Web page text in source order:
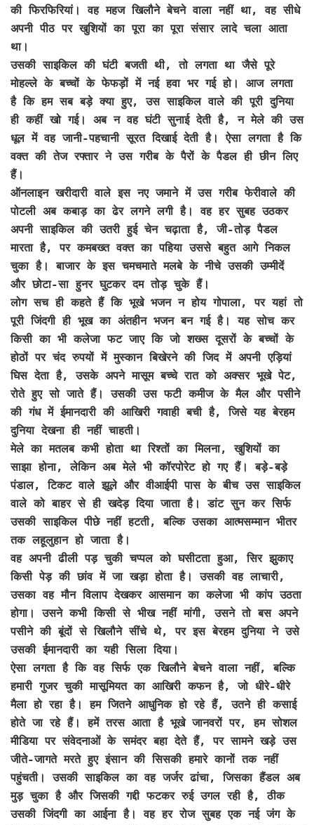
की फिरफिरियां। वह महज खिलौने बेचने वाला नहीं था, वह सीधे
अपनी पीठ पर खुशियों का पूरा का पूरा संसार लादे चला आता
था।
उसकी साइकिल की घंटी बजती थी, तो लगता था जैसे पूरे
मोहल्ले के बच्चों के फेफड़ों में नई हवा भर गई हो। आज लगता
है कि हम सब बड़े क्या हुए, उस साइकिल वाले की पूरी दुनिया
ही कहीं खो गई। अब न वह घंटी सुनाई देती है, न मेले की उस
धूल में वह जानी-पहचानी सूरत दिखाई देती है। ऐसा लगता है कि
वक्त की तेज रफ्तार ने उस गरीब के पैरों के पैडल ही छीन लिए
हैं।
ऑनलाइन खरीदारी वाले इस नए जमाने में उस गरीब फेरीवाले की
पोटली अब कबाड़ का ढेर लगने लगी है। वह हर सुबह उठकर
अपनी साइकिल की उतरी हुई चेन चढ़ाता है, जी-तोड़ पैडल
मारता है, पर कमबख्त वक्त का पहिया उससे बहुत आगे निकल
चुका है। बाजार के इस चमचमाते मलबे के नीचे उसकी उम्मीदें
और छोटा-सा हुनर घुटकर दम तोड़ चुके हैं।
लोग सच ही कहते हैं कि भूखे भजन न होय गोपाला, पर यहां तो
पूरी जिंदगी ही भूख का अंतहीन भजन बन गई है। यह सोच कर
किसी का भी कलेजा फट जाए कि जो शख्स दूसरों के बच्चों के
होठों पर चंद रुपयों में मुस्कान बिखेरने की जिद में अपनी एड़ियां
घिस देता है, उसके अपने मासूम बच्चे रात को अक्सर भूखे पेट,
रोते हुए सो जाते हैं। उसकी उस फटी कमीज के मैल और पसीने
की गंध में ईमानदारी की आखिरी गवाही बची है, जिसे यह बेरहम
दुनिया देखना ही नहीं चाहती।
मेले का मतलब कभी होता था रिश्तों का मिलना, खुशियों का
साझा होना, लेकिन अब मेले भी कॉरपोरेट हो गए हैं। बड़े-बड़े
पंडाल, टिकट वाले झूले और वीआईपी पास के बीच उस साइकिल
वाले को बाहर से ही खदेड़ दिया जाता है। डांट सुन कर सिर्फ
उसकी साइकिल पीछे नहीं हटती, बल्कि उसका आत्मसम्मान भीतर
तक लहूलुहान हो जाता है।
वह अपनी ढीली पड़ चुकी चप्पल को घसीटता हुआ, सिर झुकाए
किसी पेड़ की छांव में जा खड़ा होता है। उसकी वह लाचारी,
उसका वह मौन विलाप देखकर आसमान का कलेजा भी कांप उठता
होगा। उसने कभी किसी से भीख नहीं मांगी, उसने तो बस अपने
पसीने की बूंदों से खिलौने सींचे थे, पर इस बेरहम दुनिया ने उसे
उसकी ईमानदारी का यही सिला दिया।
ऐसा लगता है कि वह सिर्फ एक खिलौने बेचने वाला नहीं, बल्कि
हमारी गुजर चुकी मासूमियत का आखिरी कफन है, जो धीरे-धीरे
मैला हो रहा है। हम जितने आधुनिक हो रहे हैं, उतने ही कसाई
होते जा रहे हैं। हमें तरस आता है भूखे जानवरों पर, हम सोशल
मीडिया पर संवेदनाओं के समंदर बहा देते हैं, पर सामने खड़े उस
जीते-जागते मरते हुए इंसान की सिसकी हमारे कानों तक नहीं
पहुंचती। उसकी साइकिल का वह जर्जर ढांचा, जिसका हैंडल अब
मुड़ चुका है और जिसकी गद्दी फटकर रुई उगल रही है, ठीक
उसकी जिंदगी का आईना है। वह हर रोज सुबह एक नई जंग के